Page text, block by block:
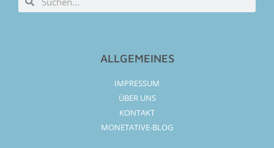
ALLGEMEINES
IMPRESSUM
ÜBER UNS
KONTAKT
MONETATIVE-BLOG